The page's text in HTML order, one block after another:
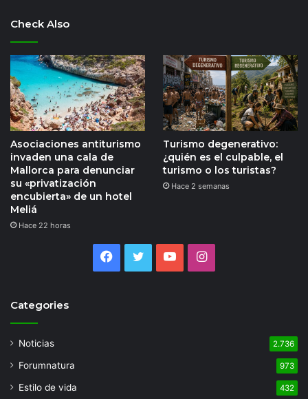
Check Also
Asociaciones antiturismo
invaden una cala de
Mallorca para denunciar
su «privatización
encubierta» de un hotel
Meliá
Hace 22 horas
Turismo degenerativo:
¿quién es el culpable, el
turismo o los turistas?
Hace 2 semanas
Facebook
TwitterYouTubeInstagram
Categories
Noticias 2.736
Forumnatura 973
Estilo de vida 432